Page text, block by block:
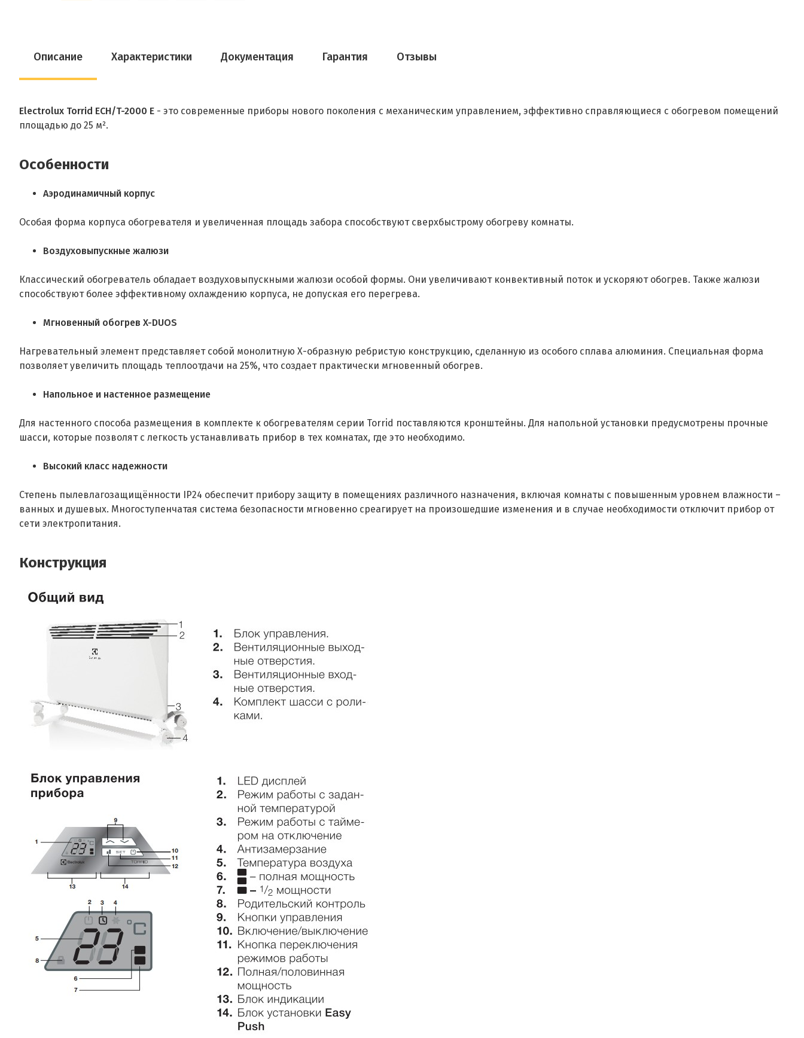
Описание Характеристики Документация Гарантия Отзывы
Electrolux Torrid ECH/T-2000 E - это современные приборы нового поколения с механическим управлением, эффективно справляющиеся с обогревом помещений
площадью до 25 м².
Особенности
Аэродинамичный корпус
Особая форма корпуса обогревателя и увеличенная площадь забора способствуют сверхбыстрому обогреву комнаты.
Воздуховыпускные жалюзи
Классический обогреватель обладает воздуховыпускными жалюзи особой формы. Они увеличивают конвективный поток и ускоряют обогрев. Также жалюзи
способствуют более эффективному охлаждению корпуса, не допуская его перегрева.
Мгновенный обогрев X-DUOS
Нагревательный элемент представляет собой монолитную Х-образную ребристую конструкцию, сделанную из особого сплава алюминия. Специальная форма
позволяет увеличить площадь теплоотдачи на 25%, что создает практически мгновенный обогрев.
Напольное и настенное размещение
Для настенного способа размещения в комплекте к обогревателям серии Torrid поставляются кронштейны. Для напольной установки предусмотрены прочные
шасси, которые позволят с легкость устанавливать прибор в тех комнатах, где это необходимо.
Высокий класс надежности
Степень пылевлагозащищённости IP24 обеспечит прибору защиту в помещениях различного назначения, включая комнаты с повышенным уровнем влажности –
ванных и душевых. Многоступенчатая система безопасности мгновенно среагирует на произошедшие изменения и в случае необходимости отключит прибор от
сети электропитания.
Конструкция